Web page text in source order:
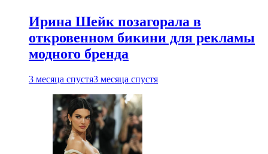
Ирина Шейк позагорала в
откровенном бикини для рекламы
модного бренда
3 месяца спустя3 месяца спустя